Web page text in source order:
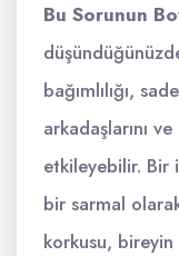
Bu Sorunun
bağımlılığı,
arkadaşlarını
etkileyebilir. Bir
bir sarmal
korkusu, bireyin